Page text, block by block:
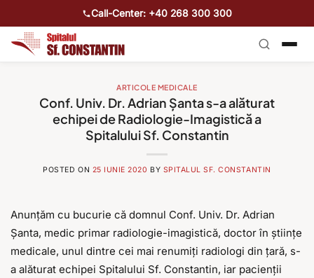
Call-Center: +40 268 300 300
ARTICOLE MEDICALE
Conf. Univ. Dr. Adrian Șanta s-a alăturat
echipei de Radiologie-Imagistică a
Spitalului Sf. Constantin
POSTED ON 25 IUNIE 2020 BY SPITALUL SF. CONSTANTIN
Anunțăm cu bucurie că domnul Conf. Univ. Dr. Adrian
Șanta, medic primar radiologie-imagistică, doctor în științe
medicale, unul dintre cei mai renumiți radiologi din țară, s-
a alăturat echipei Spitalului Sf. Constantin, iar pacienții